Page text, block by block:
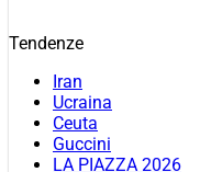
Tendenze
Iran
Ucraina
Ceuta
Guccini
LA PIAZZA 2026